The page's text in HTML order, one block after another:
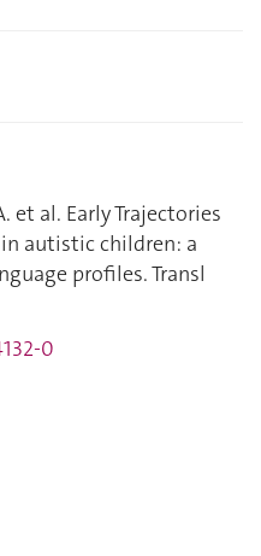
et al. Early Trajectories
autistic children: a
profiles. Transl
0